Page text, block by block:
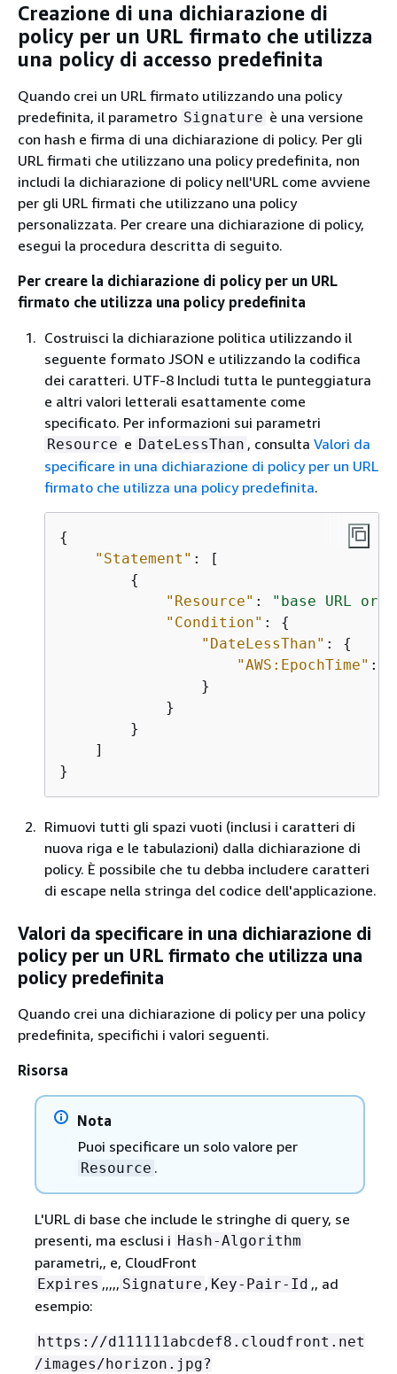
Creazione di una dichiarazione di
policy per un URL firmato che utilizza
una policy di accesso predefinita
Quando crei un URL firmato utilizzando una policy
predefinita, il parametro Signature è una versione
con hash e firma di una dichiarazione di policy. Per gli
URL firmati che utilizzano una policy predefinita, non
includi la dichiarazione di policy nell'URL come avviene
per gli URL firmati che utilizzano una policy
personalizzata. Per creare una dichiarazione di policy,
esegui la procedura descritta di seguito.
Per creare la dichiarazione di policy per un URL
firmato che utilizza una policy predefinita
Costruisci la dichiarazione politica utilizzando il
seguente formato JSON e utilizzando la codifica
dei caratteri. UTF-8 Includi tutta le punteggiatura
e altri valori letterali esattamente come
specificato. Per informazioni sui parametri
Resource e DateLessThan , consulta Valori da
specificare in una dichiarazione di policy per un URL
firmato che utilizza una policy predefinita.
{
"Statement" : [
{
"Resource" :
"base URL or
"Condition" : {
"DateLessThan" : {
"AWS:EpochTime" :
                }
            }
        }
    ]
}
Rimuovi tutti gli spazi vuoti (inclusi i caratteri di
nuova riga e le tabulazioni) dalla dichiarazione di
policy. È possibile che tu debba includere caratteri
di escape nella stringa del codice dell'applicazione.
Valori da specificare in una dichiarazione di
policy per un URL firmato che utilizza una
policy predefinita
Quando crei una dichiarazione di policy per una policy
predefinita, specifichi i valori seguenti.
Risorsa
Nota
Puoi specificare un solo valore per
Resource .
L'URL di base che include le stringhe di query, se
presenti, ma esclusi i Hash-Algorithm
parametri,, e, CloudFront
Expires ,,,,, Signature , Key-Pair-Id ,, ad
esempio:
https://d111111abcdef8.cloudfront.net
/images/horizon.jpg?